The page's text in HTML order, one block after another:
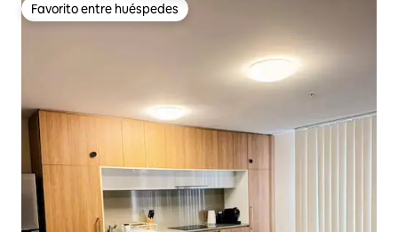
Favorito entre huéspedes
Favorito entre huéspedes